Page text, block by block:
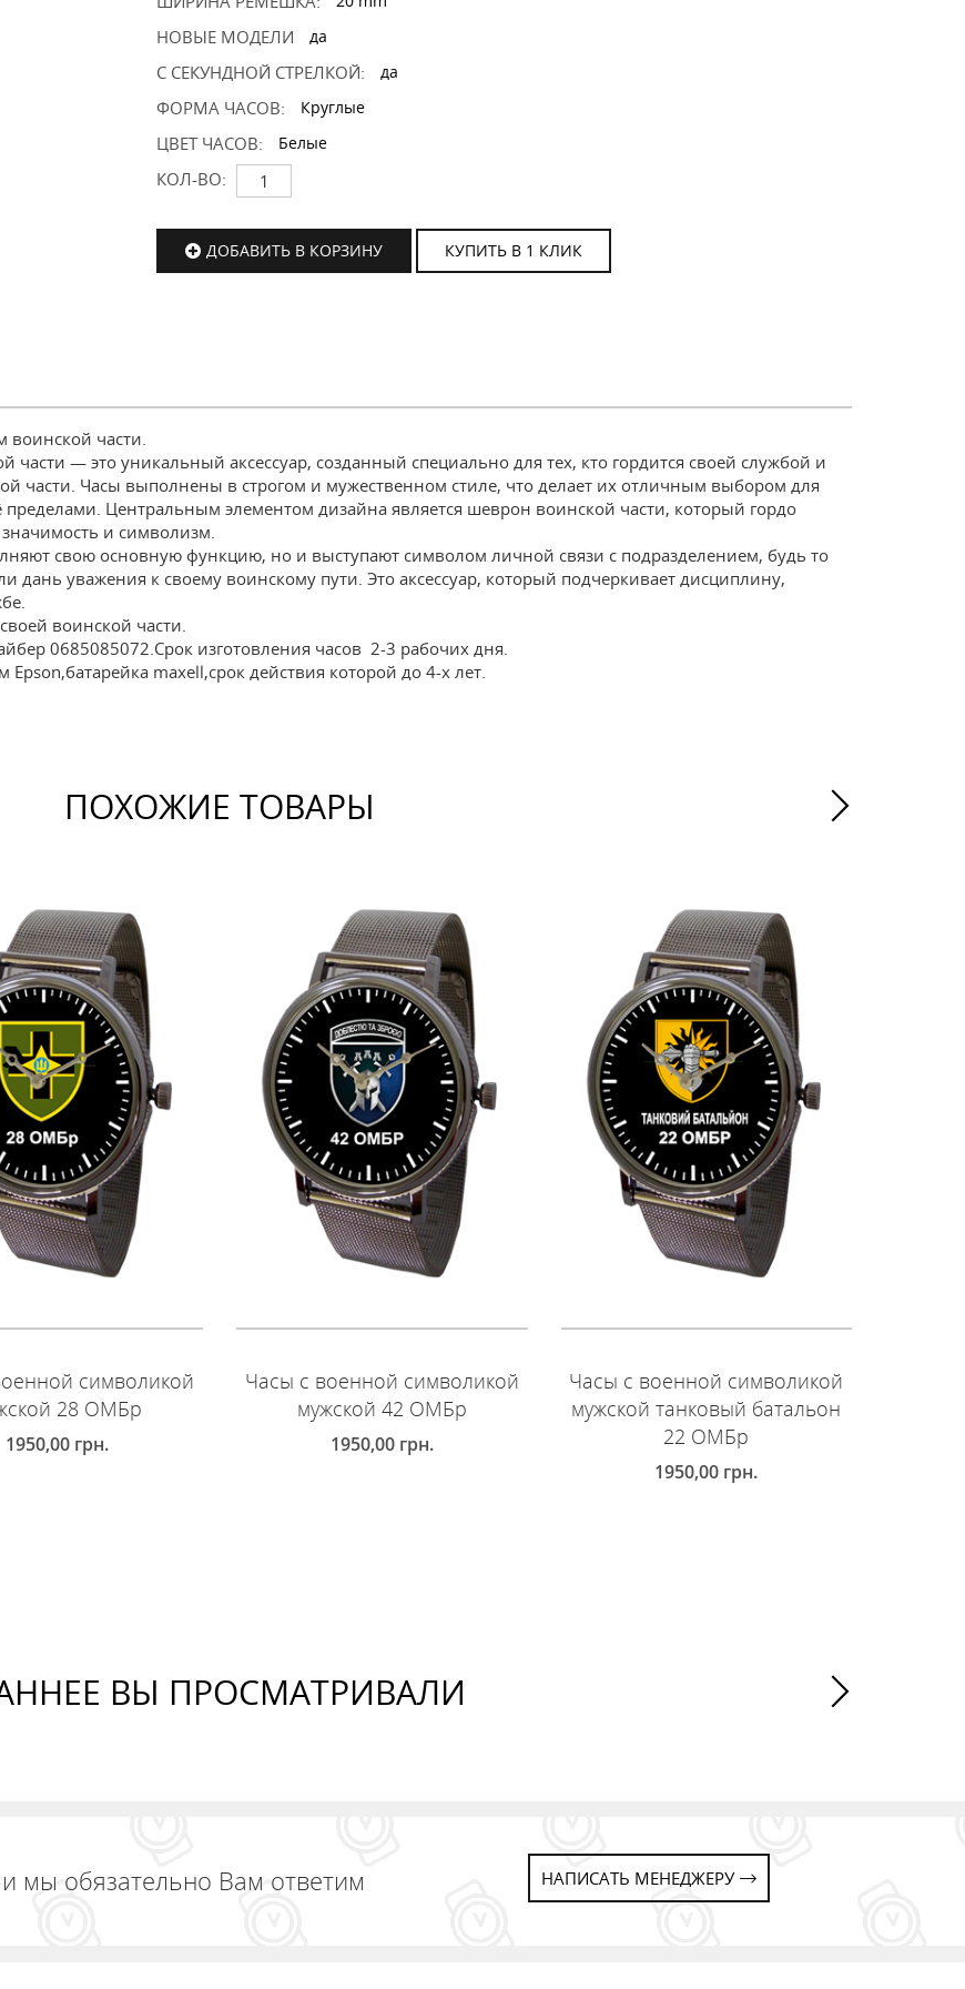
НОВЫЕ МОДЕЛИ да
С СЕКУНДНОЙ СТРЕЛКОЙ: да
ФОРМА ЧАСОВ: Круглые
ЦВЕТ ЧАСОВ: Белые
КОЛ-ВО:
ДОБАВИТЬ В КОРЗИНУ КУПИТЬ В 1 КЛИК
части.
— это уникальный аксессуар, созданный специально для тех, кто гордится своей службой и
части. Часы выполнены в строгом и мужественном стиле, что делает их отличным выбором для
пределами. Центральным элементом дизайна является шеврон воинской части, который гордо
и символизм.
свою основную функцию, но и выступают символом личной связи с подразделением, будь то
дань уважения к своему воинскому пути. Это аксессуар, который подчеркивает дисциплину,
воинской части.
0685085072.Срок изготовления часов 2-3 рабочих дня.
maxell,срок действия которой до 4-х лет.
ПОХОЖИЕ ТОВАРЫ
символикой
28 ОМБр
1950,00 грн.
Часы с военной символикой
мужской 42 ОМБр
1950,00 грн.
Часы с военной символикой
мужской танковый батальон
22 ОМБр
1950,00 грн.
ВЫ ПРОСМАТРИВАЛИ
мы обязательно Вам ответим НАПИСАТЬ МЕНЕДЖЕРУ